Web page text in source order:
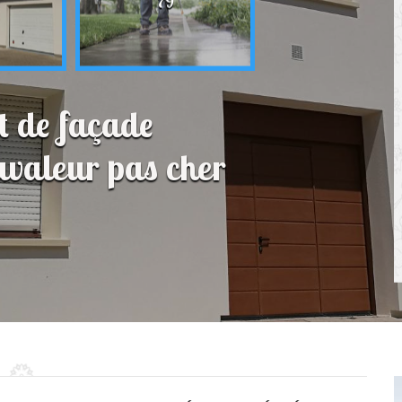
de façade
pas cher